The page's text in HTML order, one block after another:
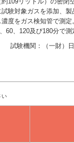
験対象ガスを添加、製
度をガス検知管で測定
60、120及び180分で測
試験機関：（一財）